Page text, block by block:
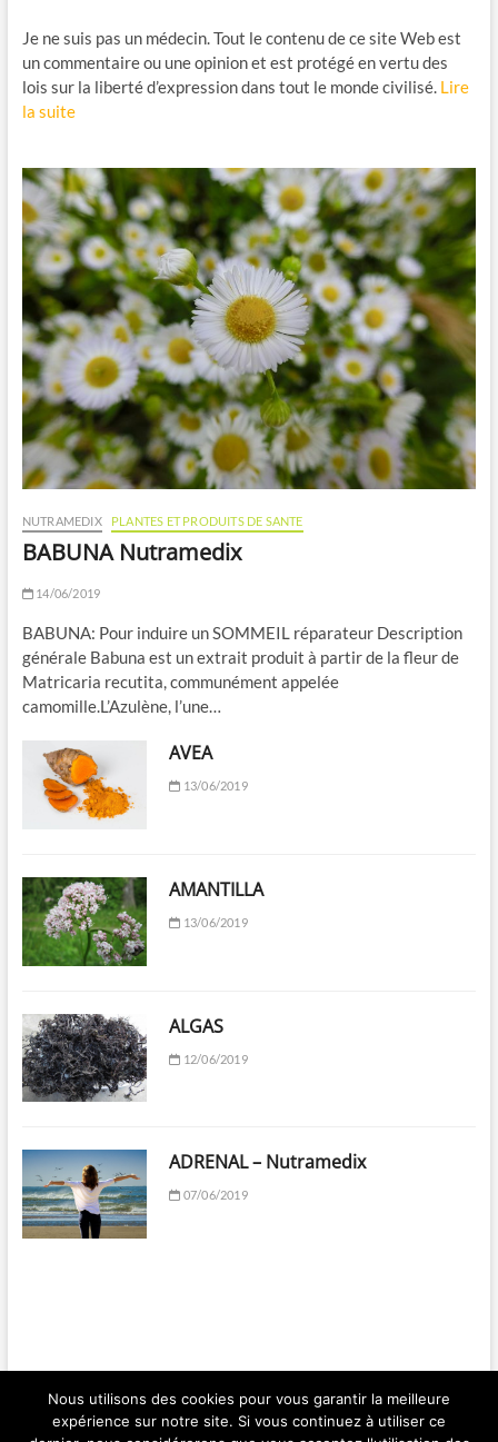
Je ne suis pas un médecin. Tout le contenu de ce site Web est
un commentaire ou une opinion et est protégé en vertu des
lois sur la liberté d’expression dans tout le monde civilisé. Lire
la suite
NUTRAMEDIX PLANTES ET PRODUITS DE SANTE
BABUNA Nutramedix
14/06/2019
BABUNA: Pour induire un SOMMEIL réparateur Description
générale Babuna est un extrait produit à partir de la fleur de
Matricaria recutita, communément appelée
camomille.L’Azulène, l’une…
AVEA
13/06/2019
AMANTILLA
13/06/2019
ALGAS
12/06/2019
ADRENAL – Nutramedix
07/06/2019
Ma Santé par les Plantes | Franck BERGER | 2018 © Copyright All right
Nous utilisons des cookies pour vous garantir la meilleure
expérience sur notre site. Si vous continuez à utiliser ce